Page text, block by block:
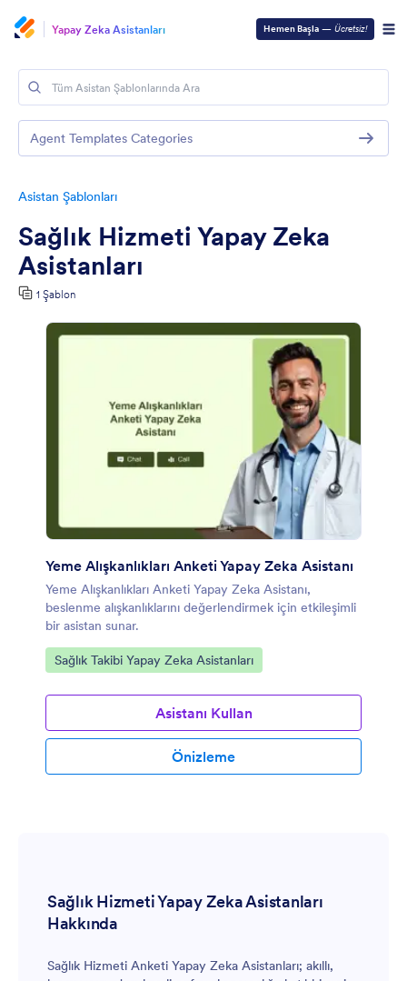
Yapay Zeka Asistanları Hemen Başla — Ücretsiz!
Asistan Şablonları
Sağlık Hizmeti Yapay Zeka
Asistanları
1 Şablon
Yeme Alışkanlıkları Anketi Yapay Zeka Asistanı
Yeme Alışkanlıkları Anketi Yapay Zeka Asistanı,
beslenme alışkanlıklarını değerlendirmek için etkileşimli
bir asistan sunar.
Kategoriye git:
Sağlık Takibi Yapay Zeka Asistanları
Asistanı Kullan
Önizleme
Sağlık Hizmeti Yapay Zeka Asistanları
Hakkında
Sağlık Hizmeti Anketi Yapay Zeka Asistanları; akıllı,
Agent Templates Categories